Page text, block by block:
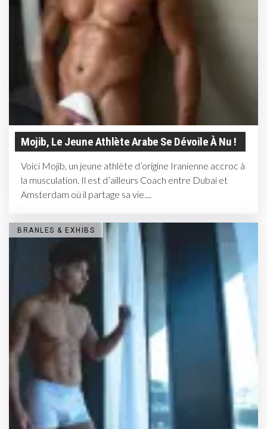
Mojib, Le Jeune Athlète Arabe Se Dévoile À Nu !
Voici Mojib, un jeune athlète d’origine Iranienne accroc à
la musculation. Il est d’ailleurs Coach entre Dubai et
Amsterdam où il partage sa vie....
BRANLES & EXHIBS